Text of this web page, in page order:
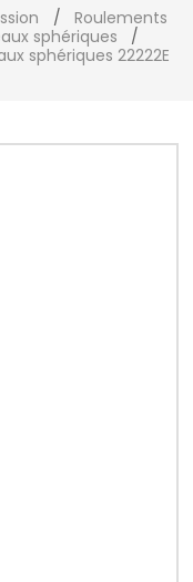
Roulements
sphériques
sphériques 22222E